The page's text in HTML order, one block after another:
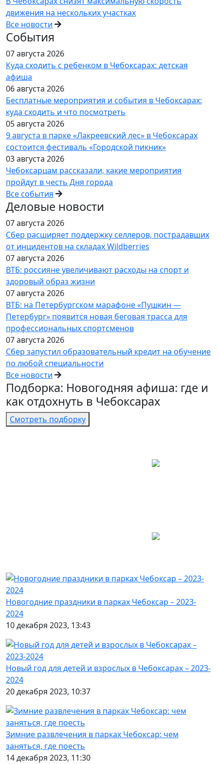
движения на нескольких участках
Все новости
События
07 августа 2026
Куда сходить с ребенком в Чебоксарах: детская
афиша
06 августа 2026
Бесплатные мероприятия и события в Чебоксарах:
куда сходить и что посмотреть
05 августа 2026
9 августа в парке «Лакреевский лес» в Чебоксарах
состоится фестиваль «Городской пикник»
03 августа 2026
Чебоксарцам рассказали, какие мероприятия
пройдут в честь Дня города
Все события
Деловые новости
07 августа 2026
Сбер расширяет поддержку селлеров, пострадавших
от инцидентов на складах Wildberries
07 августа 2026
ВТБ: россияне увеличивают расходы на спорт и
здоровый образ жизни
07 августа 2026
ВТБ: на Петербургском марафоне «Пушкин —
Петербург» появится новая беговая трасса для
профессиональных спортсменов
07 августа 2026
Сбер запустил образовательный кредит на обучение
по любой специальности
Все новости
Подборка: Новогодняя афиша: где и
как отдохнуть в Чебоксарах
Смотреть подборку
Новогодние праздники в парках Чебоксар – 2023-
2024
10 декабря 2023, 13:43
Новый год для детей и взрослых в Чебоксарах – 2023-
2024
20 декабря 2023, 10:37
Зимние развлечения в парках Чебоксар: чем
заняться, где поесть
14 декабря 2023, 11:30